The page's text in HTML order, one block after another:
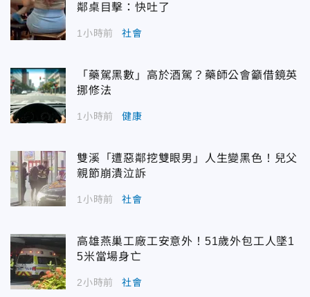
鄰桌目擊：快吐了
1小時前 社會
「藥駕黑數」高於酒駕？藥師公會籲借鏡英
挪修法
1小時前 健康
雙溪「遭惡鄰挖雙眼男」人生變黑色！兒父
親節崩潰泣訴
1小時前 社會
高雄燕巢工廠工安意外！51歲外包工人墜1
5米當場身亡
2小時前 社會